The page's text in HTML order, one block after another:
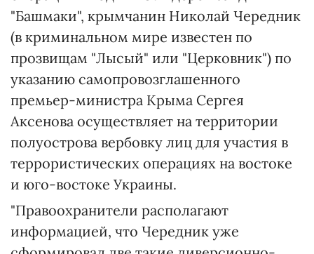
"Башмаки", крымчанин Николай Чередник
(в криминальном мире известен по
прозвищам "Лысый" или "Церковник") по
указанию самопровозглашенного
премьер-министра Крыма Сергея
Аксенова осуществляет на территории
полуострова вербовку лиц для участия в
террористических операциях на востоке
и юго-востоке Украины.
"Правоохранители располагают
информацией, что Чередник уже